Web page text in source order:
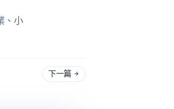
、小
下一篇 